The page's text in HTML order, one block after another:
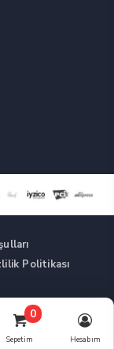
0
Sepetim Hesabım
Politikası
Artırıcı Takviyeler -